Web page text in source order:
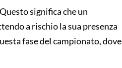
significa che un
a rischio la sua presenza
fase del campionato, dove